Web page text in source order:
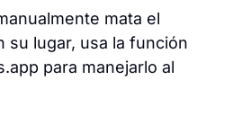
mata el
su lugar, usa la función
para manejarlo al